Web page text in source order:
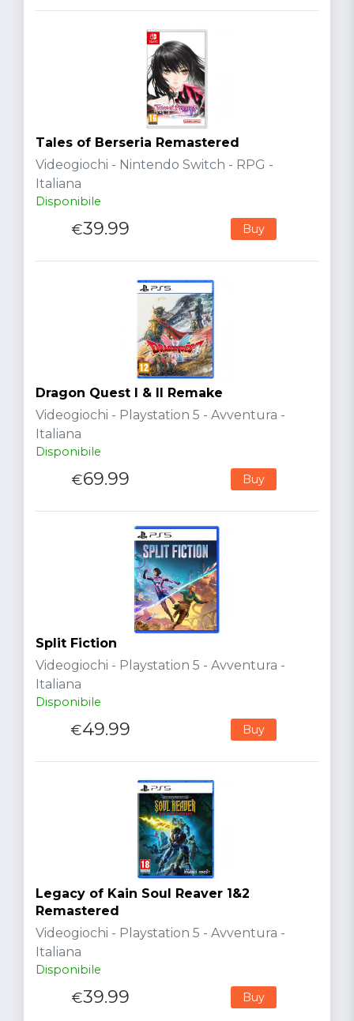
Tales of Berseria Remastered
Videogiochi - Nintendo Switch - RPG -
Italiana
Disponibile
€39.99 Buy
Dragon Quest I & II Remake
Videogiochi - Playstation 5 - Avventura -
Italiana
Disponibile
€69.99 Buy
Split Fiction
Videogiochi - Playstation 5 - Avventura -
Italiana
Disponibile
€49.99 Buy
Legacy of Kain Soul Reaver 1&2
Remastered
Videogiochi - Playstation 5 - Avventura -
Italiana
Disponibile
€39.99 Buy